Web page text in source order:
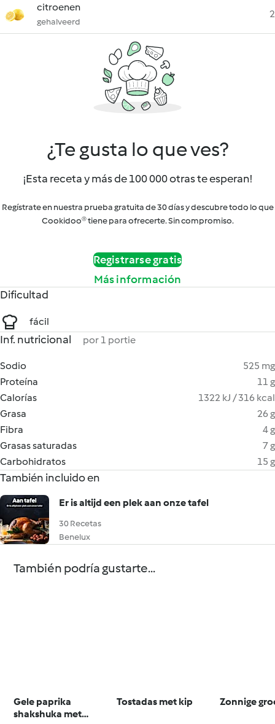
citroenen
gehalveerd
2
¿Te gusta lo que ves?
¡Esta receta y más de 100 000 otras te esperan!
Regístrate en nuestra prueba gratuita de 30 días y descubre todo lo que
Cookidoo® tiene para ofrecerte. Sin compromiso.
Registrarse gratis
Más información
Dificultad
fácil
Inf. nutricional por 1 portie
Sodio
525 mg
Proteína
11 g
Calorías
1322 kJ / 316 kcal
Grasa
26 g
Fibra
4 g
Grasas saturadas
7 g
Carbohidratos
15 g
También incluido en
Er is altijd een plek aan onze tafel
30 Recetas
Benelux
También podría gustarte...
Gele paprika
shakshuka met
Tostadas met kip Zonnige